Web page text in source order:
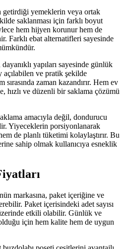
getirdiği yemeklerin veya ortak
saklanması için farklı boyut
hem hijyen korunur hem de
Farklı ebat alternatifleri sayesinde
yapıları sayesinde günlük
ve pratik şekilde
sırasında zaman kazandırır. Hem ev
hızlı ve düzenli bir saklama çözümü
amacıyla değil, dondurucu
Yiyeceklerin porsiyonlanarak
de planlı tüketimi kolaylaştırır. Bu
sahip olmak kullanıcıya esneklik
markasına, paket içeriğine ve
Paket içerisindeki adet sayısı
etkili olabilir. Günlük ve
için hem kalite hem de uygun